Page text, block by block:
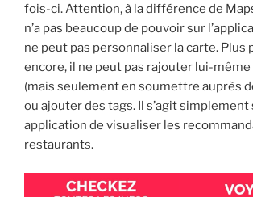
fois-ci. Attention, à la différence de
n’a pas beaucoup de pouvoir sur
ne peut pas personnaliser la carte. Plus
encore, il ne peut pas rajouter lui-même
(mais seulement en soumettre auprès
ou ajouter des tags. Il s’agit
application de visualiser les
restaurants.